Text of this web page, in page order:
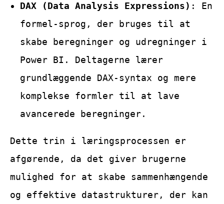
DAX (Data Analysis Expressions) : En
formel-sprog, der bruges til at
skabe beregninger og udregninger i
Power BI. Deltagerne lærer
grundlæggende DAX-syntax og mere
komplekse formler til at lave
avancerede beregninger.
Dette trin i læringsprocessen er
afgørende, da det giver brugerne
mulighed for at skabe sammenhængende
og effektive datastrukturer, der kan